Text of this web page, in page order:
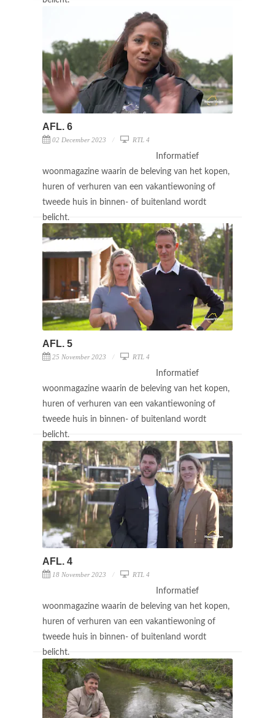
AFL. 6
02 December 2023 RTL 4
Informatief
woonmagazine waarin de beleving van het kopen,
huren of verhuren van een vakantiewoning of
tweede huis in binnen- of buitenland wordt
belicht.
AFL. 5
25 November 2023 RTL 4
Informatief
woonmagazine waarin de beleving van het kopen,
huren of verhuren van een vakantiewoning of
tweede huis in binnen- of buitenland wordt
belicht.
AFL. 4
18 November 2023 RTL 4
Informatief
woonmagazine waarin de beleving van het kopen,
huren of verhuren van een vakantiewoning of
tweede huis in binnen- of buitenland wordt
belicht.